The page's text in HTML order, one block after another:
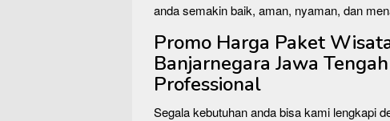
anda semakin baik, aman, nyaman, dan
Promo Harga Paket
Banjarnegara Jawa
Professional
Segala kebutuhan anda bisa kami lengkapi